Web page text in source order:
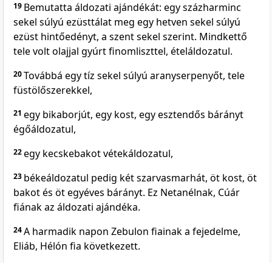
19 Bemutatta áldozati ajándékát: egy százharminc
sekel súlyú ezüsttálat meg egy hetven sekel súlyú
ezüst hintőedényt, a szent sekel szerint. Mindkettő
tele volt olajjal gyúrt finomliszttel, ételáldozatul.
20Továbbá egy tíz sekel súlyú aranyserpenyőt, tele
füstölőszerekkel,
21 egy bikaborjút, egy kost, egy esztendős bárányt
égőáldozatul,
22egy kecskebakot vétekáldozatul,
23 békeáldozatul pedig két szarvasmarhát, öt kost, öt
bakot és öt egyéves bárányt. Ez Netanélnak, Cúár
fiának az áldozati ajándéka.
24A harmadik napon Zebulon fiainak a fejedelme,
Eliáb, Hélón fia következett.